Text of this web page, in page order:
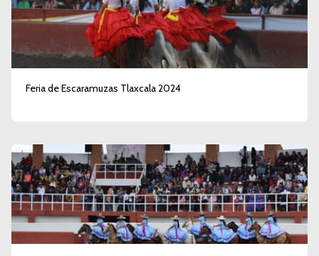
Feria de Escaramuzas Tlaxcala 2024